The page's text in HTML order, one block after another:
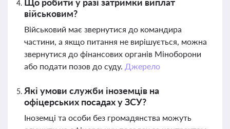
військовим?
Військовий має звернутися до командира
частини, а якщо питання не вирішується, можна
звернутися до фінансових органів Міноборони
або подати позов до суду. Джерело
Які умови служби іноземців на
офіцерських посадах у ЗСУ?
Іноземці та особи без громадянства можуть